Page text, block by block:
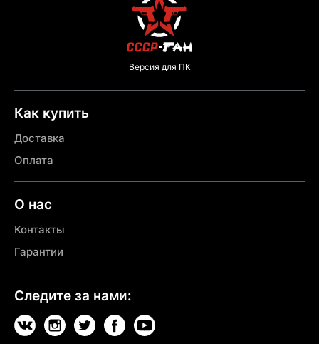
Версия для ПК
Как купить
Доставка
Оплата
О нас
Контакты
Гарантии
Следите за нами: